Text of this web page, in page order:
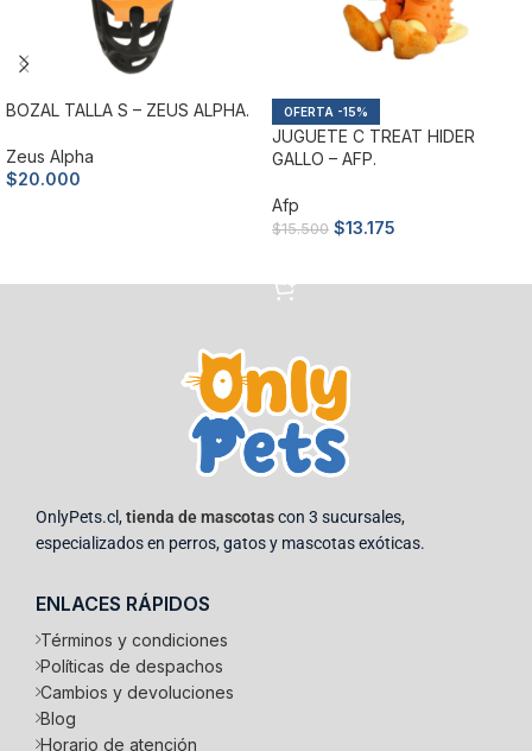
BOZAL TALLA S – ZEUS ALPHA.
Zeus Alpha
$20.000
-15%
JUGUETE C TREAT HIDER
GALLO – AFP.
Afp
$15.500 $13.175
OnlyPets.cl,tienda de mascotascon 3 sucursales,
especializados en perros, gatos y mascotas exóticas.
ENLACES RÁPIDOS
Términos y condiciones
Políticas de despachos
Cambios y devoluciones
Blog
Horario de atención